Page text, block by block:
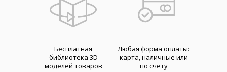
Бесплатная
библиотека 3D
моделей товаров
Любая форма оплаты:
карта, наличные или
по счету